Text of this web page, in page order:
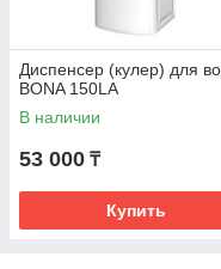
Диспенсер (кулер) для
BONA 150LA
В наличии
53 000 ₸
Купить